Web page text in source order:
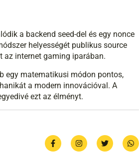
a backend seed-del és egy nonce
helyességét publikus source
az internet gaming iparában.
egy matematikusi módon pontos,
a modern innovációval. A
ezt az élményt.